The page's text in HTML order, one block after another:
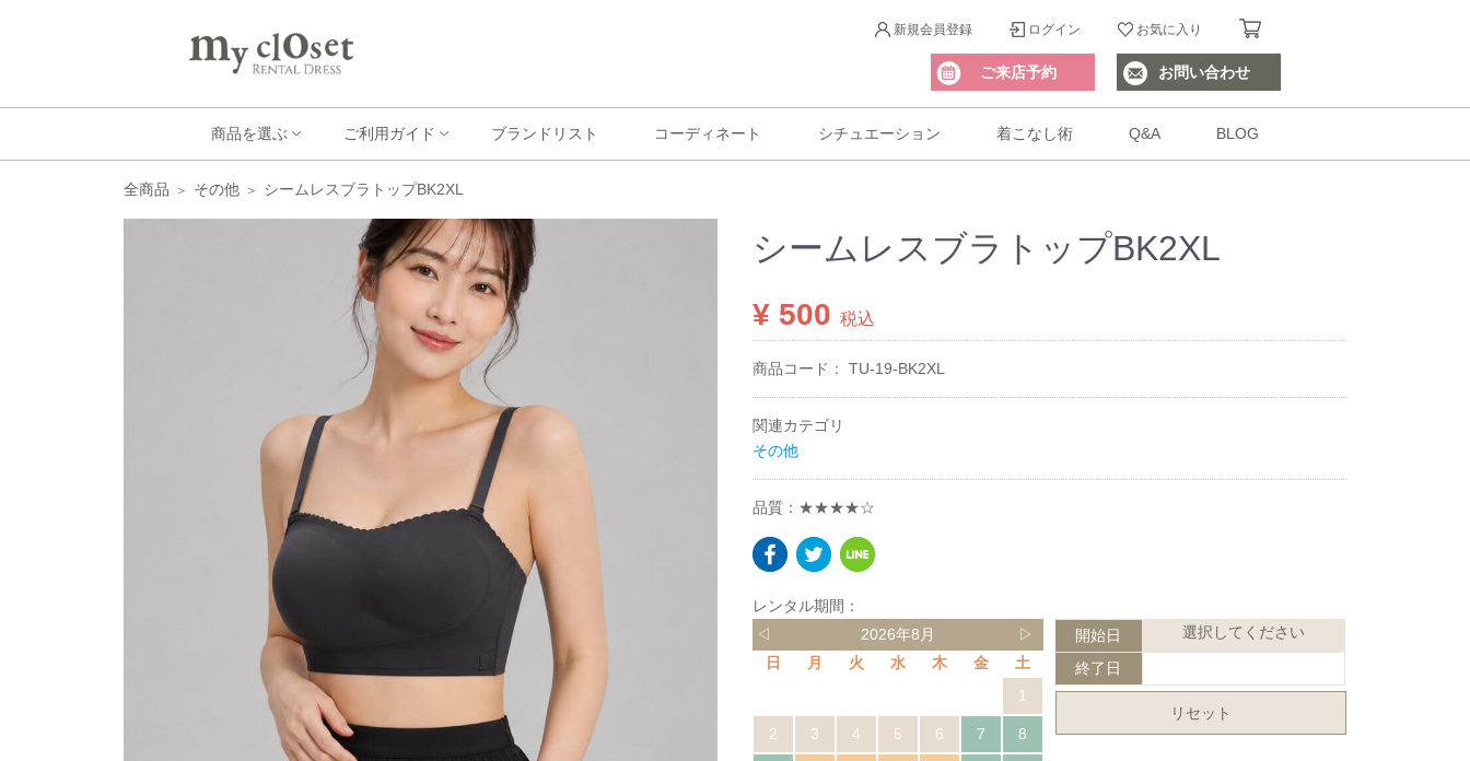
新規会員登録 ログイン お気に入り
ご来店予約 お問い合わせ
商品を選ぶ ご利用ガイド ブランドリスト コーディネート シチュエーション 着こなし術 Q&A BLOG
全商品 その他 シームレスブラトップBK2XL
シームレスブラトップBK2XL
¥ 500 税込
商品コード： TU-19-BK2XL
関連カテゴリ
その他
品質：★★★★☆
レンタル期間：
◁
2026年8月
▷
日
月 火 水 木 金
土
1
2 3 4 5 6 7 8
開始日 選択してください
終了日
リセット